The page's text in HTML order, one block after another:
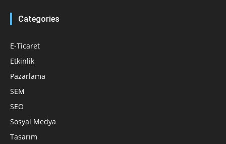
Categories
E-Ticaret
Etkinlik
Pazarlama
SEM
SEO
Sosyal Medya
Tasarım